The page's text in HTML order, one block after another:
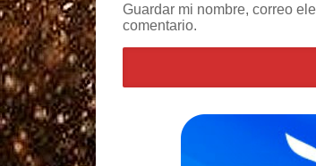
Guardar mi nombre, correo
comentario.